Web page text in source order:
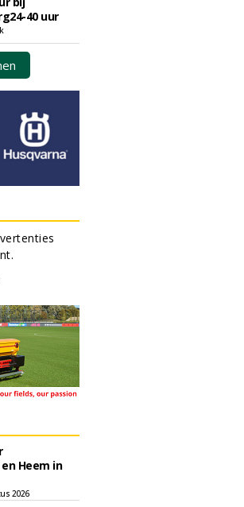
40 uur
Heem in
2026